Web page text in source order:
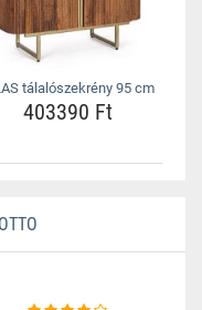
tálalószekrény 95 cm
403390 Ft